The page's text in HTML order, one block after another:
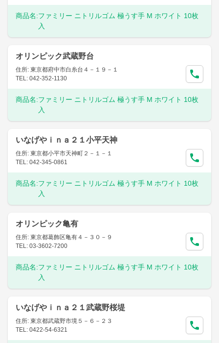
商品名:ファミリー ニトリルゴム 極うす手 M ホワイト 10枚
入
オリンピック武蔵野台
住所: 東京都府中市白糸台４－１９－１
TEL: 042-352-1130
商品名:ファミリー ニトリルゴム 極うす手 M ホワイト 10枚
入
いなげやｉｎａ２１小平天神
住所: 東京都小平市天神町２－１－１
TEL: 042-345-0861
商品名:ファミリー ニトリルゴム 極うす手 M ホワイト 10枚
入
オリンピック亀有
住所: 東京都葛飾区亀有４－３０－９
TEL: 03-3602-7200
商品名:ファミリー ニトリルゴム 極うす手 M ホワイト 10枚
入
いなげやｉｎａ２１武蔵野桜堤
住所: 東京都武蔵野市境５－６－２３
TEL: 0422-54-6321